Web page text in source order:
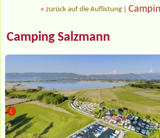
« zurück auf die Auflistung
Camping Salzmann